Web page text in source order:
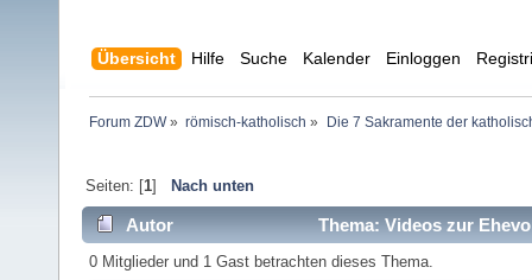
Übersicht Hilfe Suche Kalender Einloggen
Forum ZDW» römisch-katholisch » Die 7 Sakramente der
Seiten: [1] Nach unten
Autor Thema: Videos zur
0 Mitglieder und 1 Gast betrachten dieses Thema.